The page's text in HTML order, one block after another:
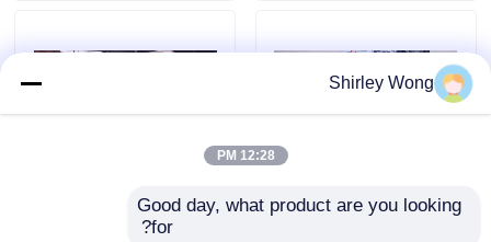
محرك Deutz
Original Restored
Shirley Wong
12:28 PM
Good day, what product are you looking
for?